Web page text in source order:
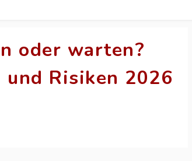
oder warten?
Risiken 2026